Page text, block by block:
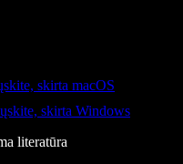
skirta macOS
skirta Windows
literatūra